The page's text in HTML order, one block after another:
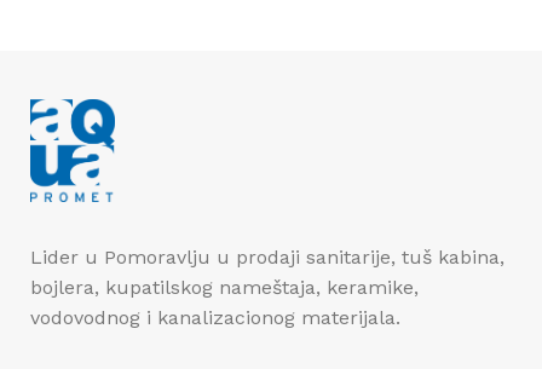
Lider u Pomoravlju u prodaji sanitarije, tuš kabina,
bojlera, kupatilskog nameštaja, keramike,
vodovodnog i kanalizacionog materijala.